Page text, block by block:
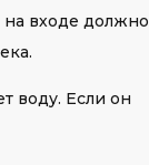
входе должно
воду. Если он